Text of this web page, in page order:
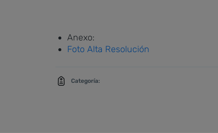
Anexo:
Foto Alta Resolución
Categoría: